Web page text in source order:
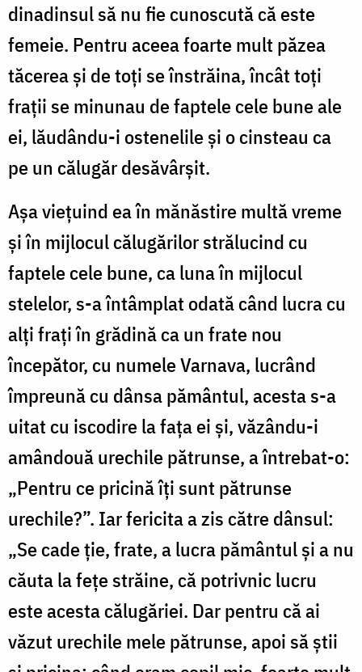
dinadinsul să nu fie cunoscută că este
femeie. Pentru aceea foarte mult păzea
tăcerea și de toți se înstrăina, încât toți
frații se minunau de faptele cele bune ale
ei, lăudându-i ostenelile și o cinsteau ca
pe un călugăr desăvârșit.
Așa viețuind ea în mănăstire multă vreme
și în mijlocul călugărilor strălucind cu
faptele cele bune, ca luna în mijlocul
stelelor, s-a întâmplat odată când lucra cu
alți frați în grădină ca un frate nou
începător, cu numele Varnava, lucrând
împreună cu dânsa pământul, acesta s-a
uitat cu iscodire la fața ei și, văzându-i
amândouă urechile pătrunse, a întrebat-o:
„Pentru ce pricină îți sunt pătrunse
urechile?”. Iar fericita a zis către dânsul:
„Se cade ție, frate, a lucra pământul și a nu
căuta la fețe străine, că potrivnic lucru
este acesta călugăriei. Dar pentru că ai
văzut urechile mele pătrunse, apoi să știi